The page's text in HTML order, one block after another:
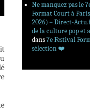
Ne manquez pas le
Format Court à
2026) – Direct-
de la culture pop et
dans7e Festival
sélection ❤️‍